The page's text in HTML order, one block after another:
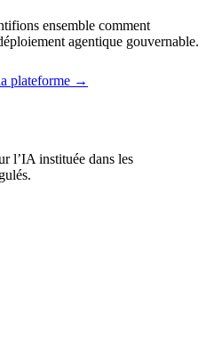
ensemble comment
agentique gouvernable.
plateforme →
l’IA instituée dans les